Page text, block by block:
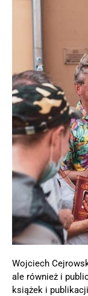
Wojciech
ale również i
książek i